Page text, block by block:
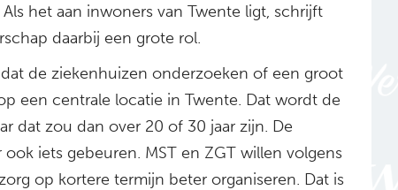
het aan inwoners van Twente ligt, schrijft
daarbij een grote rol.
de ziekenhuizen onderzoeken of een groot
een centrale locatie in Twente. Dat wordt de
dat zou dan over 20 of 30 jaar zijn. De
iets gebeuren. MST en ZGT willen volgens
op kortere termijn beter organiseren. Dat is